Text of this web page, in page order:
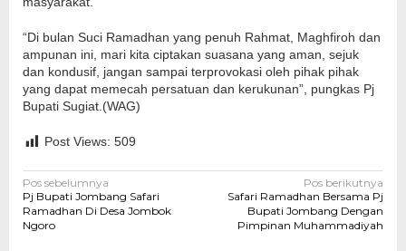
“Di bulan Suci Ramadhan yang penuh Rahmat, Maghfiroh dan
ampunan ini, mari kita ciptakan suasana yang aman, sejuk
dan kondusif, jangan sampai terprovokasi oleh pihak pihak
yang dapat memecah persatuan dan kerukunan”, pungkas Pj
Bupati Sugiat.(WAG)
Post Views: 509
Navigasi
pos
Pos sebelumnya
Pj Bupati Jombang Safari
Ramadhan Di Desa Jombok
Ngoro
Pos berikutnya
Safari Ramadhan Bersama Pj
Bupati Jombang Dengan
Pimpinan Muhammadiyah